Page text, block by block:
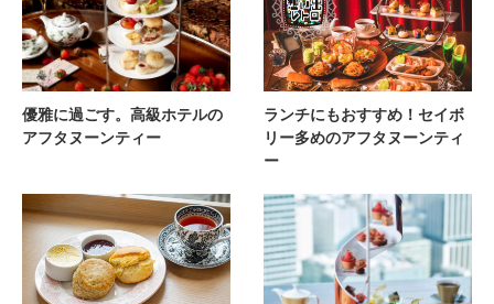
優雅に過ごす。高級ホテルの
アフタヌーンティー
ランチにもおすすめ！セイボ
リー多めのアフタヌーンティ
ー